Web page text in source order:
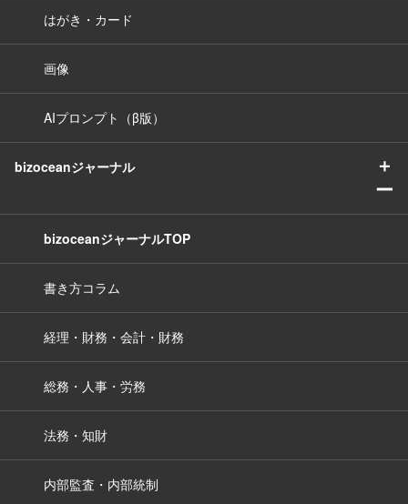
はがき・カード
画像
AIプロンプト（β版）
bizoceanジャーナル
＋
ー
bizoceanジャーナルTOP
書き方コラム
経理・財務・会計・財務
総務・人事・労務
法務・知財
内部監査・内部統制